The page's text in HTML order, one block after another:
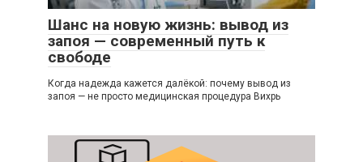
Шанс на новую жизнь: вывод из
запоя — современный путь к
свободе
Когда надежда кажется далёкой: почему вывод из
запоя — не просто медицинская процедура Вихрь